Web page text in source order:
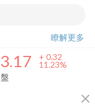
瞭解更多
3.17 + 0.32
11.23%
close